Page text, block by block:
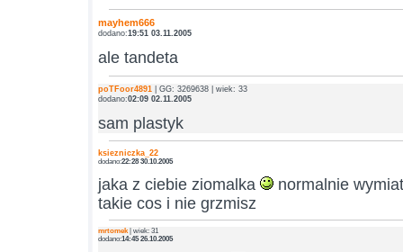
mayhem666
dodano:19:51 03.11.2005
ale tandeta
poTFoor4891 | GG: 3269638 | wiek: 33
dodano:02:09 02.11.2005
sam plastyk
ksiezniczka_22
dodano:22:28 30.10.2005
jaka z ciebie ziomalka
normalnie
takie cos i nie grzmisz
mrtomek| wiek: 31
dodano:14:45 26.10.2005